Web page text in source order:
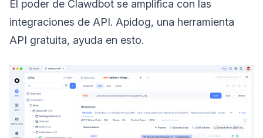
El poder de Clawdbot se amplifica con las
integraciones de API. Apidog, una herramienta
API gratuita, ayuda en esto.